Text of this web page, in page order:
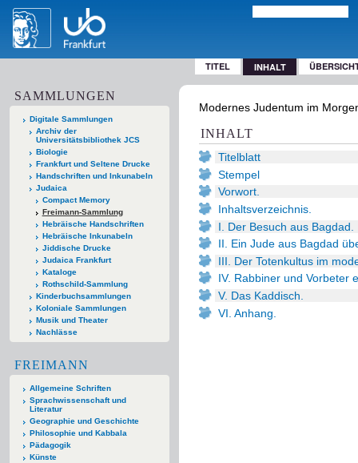
TITEL INHALT
SAMMLUNGEN
Digitale Sammlungen
Archiv der
Universitätsbibliothek JCS
Biologie
Frankfurt und Seltene Drucke
Handschriften und Inkunabeln
Judaica
Compact Memory
Freimann-Sammlung
Hebräische Handschriften
Hebräische Inkunabeln
Jiddische Drucke
Judaica Frankfurt
Kataloge
Rothschild-Sammlung
Kinderbuchsammlungen
Koloniale Sammlungen
Musik und Theater
Nachlässe
FREIMANN
Allgemeine Schriften
Sprachwissenschaft und
Literatur
Geographie und Geschichte
Philosophie und Kabbala
Pädagogik
Künste
Modernes Judentum im
INHALT
Titelblatt
Stempel
Vorwort.
Inhaltsverzeichnis.
I. Der Besuch aus Bagdad.
II. Ein Jude aus Bagdad
III. Der Totenkultus im
IV. Rabbiner und Vorbeter
V. Das Kaddisch.
VI. Anhang.